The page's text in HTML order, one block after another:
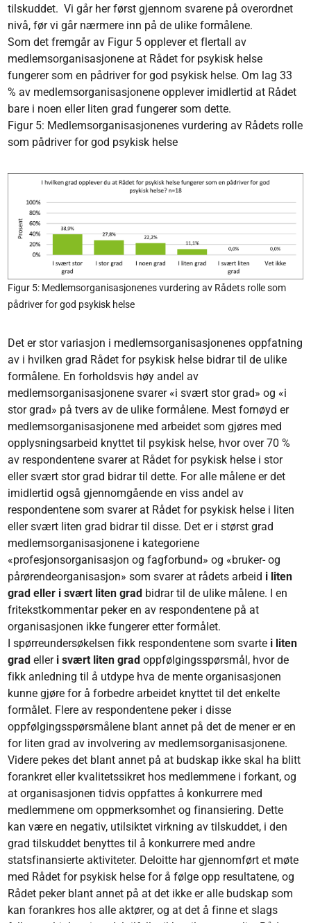
tilskuddet. Vi går her først gjennom svarene på overordnet
nivå, før vi går nærmere inn på de ulike formålene.
Som det fremgår av Figur 5 opplever et flertall av
medlemsorganisasjonene at Rådet for psykisk helse
fungerer som en pådriver for god psykisk helse. Om lag 33
% av medlemsorganisasjonene opplever imidlertid at Rådet
bare i noen eller liten grad fungerer som dette.
Figur 5: Medlemsorganisasjonenes vurdering av Rådets rolle
som pådriver for god psykisk helse
Figur 5: Medlemsorganisasjonenes vurdering av Rådets rolle som
pådriver for god psykisk helse
Det er stor variasjon i medlemsorganisasjonenes oppfatning
av i hvilken grad Rådet for psykisk helse bidrar til de ulike
formålene. En forholdsvis høy andel av
medlemsorganisasjonene svarer «i svært stor grad» og «i
stor grad» på tvers av de ulike formålene. Mest fornøyd er
medlemsorganisasjonene med arbeidet som gjøres med
opplysningsarbeid knyttet til psykisk helse, hvor over 70 %
av respondentene svarer at Rådet for psykisk helse i stor
eller svært stor grad bidrar til dette. For alle målene er det
imidlertid også gjennomgående en viss andel av
respondentene som svarer at Rådet for psykisk helse i liten
eller svært liten grad bidrar til disse. Det er i størst grad
medlemsorganisasjonene i kategoriene
«profesjonsorganisasjon og fagforbund» og «bruker- og
pårørendeorganisasjon» som svarer at rådets arbeid i liten
grad eller i svært liten grad bidrar til de ulike målene. I en
fritekstkommentar peker en av respondentene på at
organisasjonen ikke fungerer etter formålet.
I spørreundersøkelsen fikk respondentene som svarte i liten
gradelleri svært liten gradoppfølgingsspørsmål, hvor de
fikk anledning til å utdype hva de mente organisasjonen
kunne gjøre for å forbedre arbeidet knyttet til det enkelte
formålet. Flere av respondentene peker i disse
oppfølgingsspørsmålene blant annet på det de mener er en
for liten grad av involvering av medlemsorganisasjonene.
Videre pekes det blant annet på at budskap ikke skal ha blitt
forankret eller kvalitetssikret hos medlemmene i forkant, og
at organisasjonen tidvis oppfattes å konkurrere med
medlemmene om oppmerksomhet og finansiering. Dette
kan være en negativ, utilsiktet virkning av tilskuddet, i den
grad tilskuddet benyttes til å konkurrere med andre
statsfinansierte aktiviteter. Deloitte har gjennomført et møte
med Rådet for psykisk helse for å følge opp resultatene, og
Rådet peker blant annet på at det ikke er alle budskap som
kan forankres hos alle aktører, og at det å finne et slags